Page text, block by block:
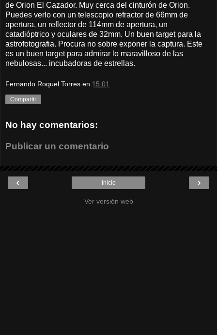
de Orion El Cazador. Muy cerca del cinturón de Orion.
Puedes verlo con un telescopio refractor de 66mm de
apertura, un reflector de 114mm de apertura, un
catadióptrico y oculares de 32mm. Un buen target para la
astrofotografia. Procura no sobre exponer la captura. Este
es un buen target para admirar lo maravilloso de las
nebulosas... incubadoras de estrellas.
Fernando Roquel Torres en 15:01
Compartir
No hay comentarios:
Publicar un comentario
‹ ›
Inicio
Ver versión web